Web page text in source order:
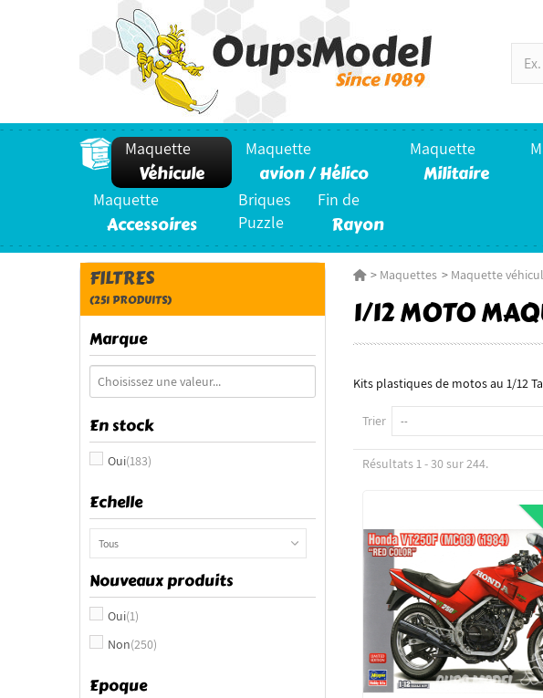
Maquette
Véhicule
Maquette
avion / Hélico
Maquette
Militaire
Maquette
Accessoires
Briques
Puzzle
Fin de
Rayon
FILTRES
(251 PRODUITS)
Marque
En stock
Oui(183)
Echelle
Tous
Nouveaux produits
Oui(1)
Non(250)
Epoque
> Maquettes > Maquette
1/12 MOTO
Kits plastiques de motos au 1/12
Trier --
Résultats 1 - 30 sur 244.